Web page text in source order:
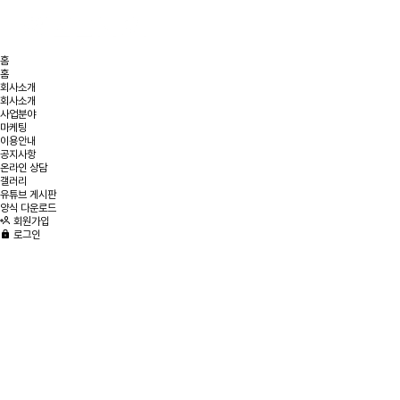
홈
홈
회사소개
회사소개
사업분야
마케팅
이용안내
공지사항
온라인 상담
갤러리
유튜브 게시판
양식 다운로드
회원가입
로그인